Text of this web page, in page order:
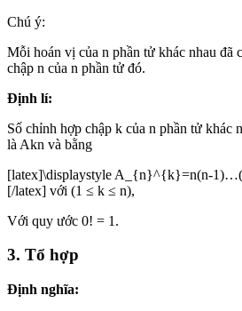
Chú ý:
Mỗi hoán vị của n phần tử khác nhau đã
chập n của n phần tử đó.
Định lí:
Số chỉnh hợp chập k của n phần tử khác
là Akn và bằng
[latex]\displaystyle A_{n}^{k}=n(n-
[/latex] với (1 ≤ k ≤ n),
Với quy ước 0! = 1.
3. Tổ hợp
Định nghĩa: